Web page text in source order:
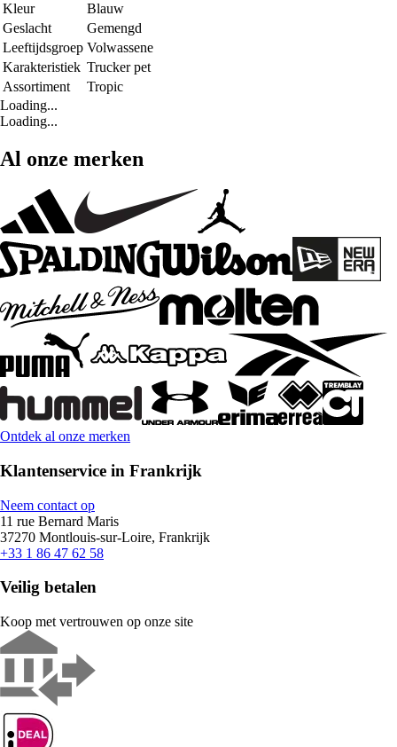
Kleur
Blauw
Geslacht
Gemengd
Leeftijdsgroep Volwassene
Karakteristiek Trucker pet
Assortiment
Tropic
Loading...
Loading...
Al onze merken
Ontdek al onze merken
Klantenservice in Frankrijk
Neem contact op
11 rue Bernard Maris
37270 Montlouis-sur-Loire, Frankrijk
+33 1 86 47 62 58
Veilig betalen
Koop met vertrouwen op onze site